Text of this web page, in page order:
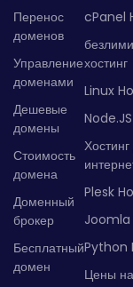
Перенос
доменов
Управление
доменами
Дешевые
домены
Стоимость
домена
Доменный
брокер
Бесплатный
домен
cPanel
хостинг
Linux
Plesk
Joomla
Python
Цены